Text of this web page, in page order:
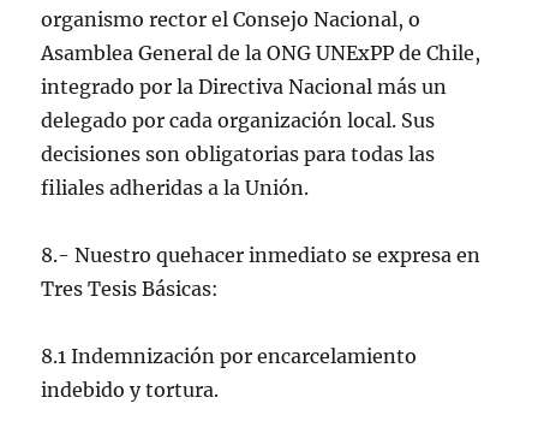
organismo rector el Consejo Nacional, o
Asamblea General de la ONG UNExPP de Chile,
integrado por la Directiva Nacional más un
delegado por cada organización local. Sus
decisiones son obligatorias para todas las
filiales adheridas a la Unión.
8.- Nuestro quehacer inmediato se expresa en
Tres Tesis Básicas:
8.1 Indemnización por encarcelamiento
indebido y tortura.